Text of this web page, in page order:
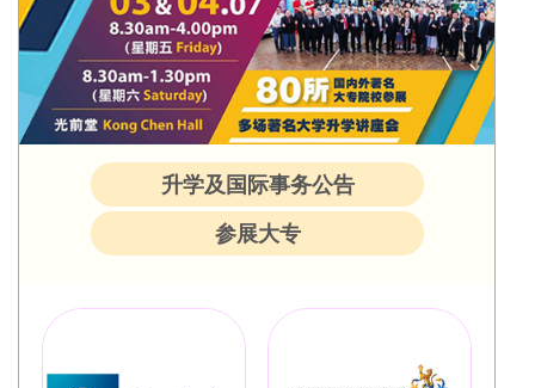
升学及国际事务公告
参展大专